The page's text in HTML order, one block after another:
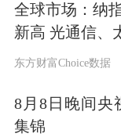
红土创新基
接近260%
同样是该基
龙在一季报
全球市场：纳
新高 光通信、
东方财富Choice数据
8月8日晚间央
集锦